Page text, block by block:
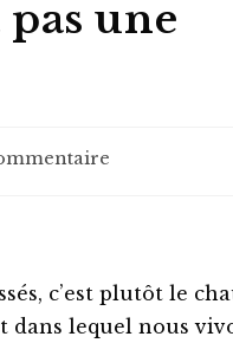
pas une
c’est plutôt le
dans lequel nous